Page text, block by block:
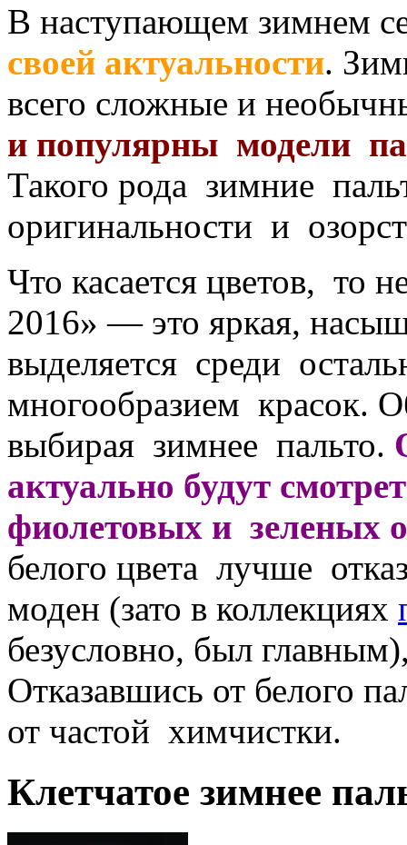
В наступающем зимнем
своей актуальности.
всего сложные и
и популярны модели
Такого рода зимние
оригинальности и
Что касается цветов, то
2016» — это яркая,
выделяется среди
многообразием красок.
выбирая зимнее пальто.
актуально будут
фиолетовых и зеленых
белого цвета лучше
моден (зато в коллекциях
безусловно, был
Отказавшись от белого
от частой химчистки.
Клетчатое зимнее